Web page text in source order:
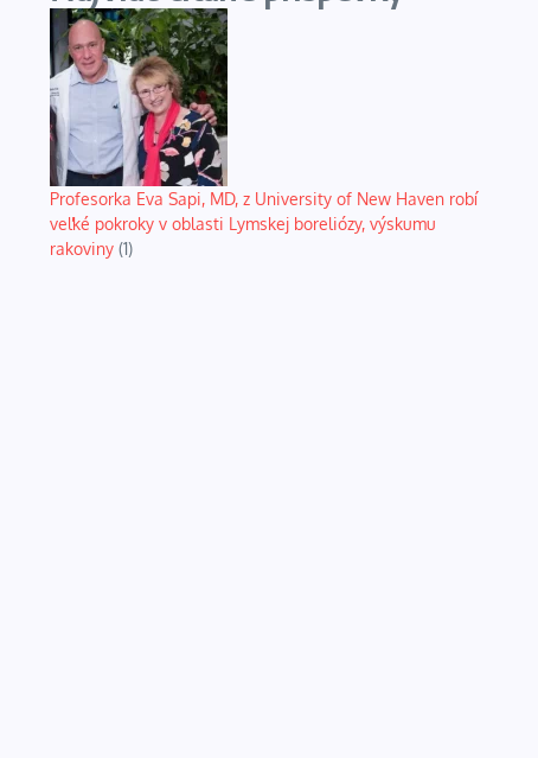
Profesorka Eva Sapi, MD, z University of New Haven robí
veľké pokroky v oblasti Lymskej boreliózy, výskumu
rakoviny (1)